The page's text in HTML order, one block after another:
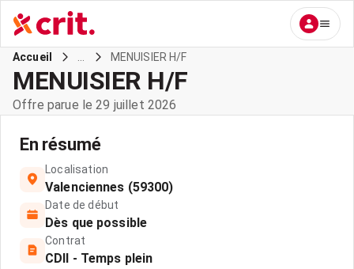
Accueil MENUISIER H/F
MENUISIER H/F
Offre parue le 29 juillet 2026
En résumé
Localisation
Valenciennes (59300)
Date de début
Dès que possible
Contrat
CDII - Temps plein